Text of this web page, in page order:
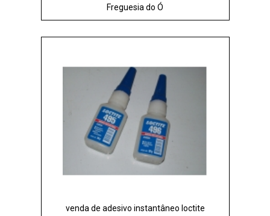
Freguesia do Ó
venda de adesivo instantâneo loctite